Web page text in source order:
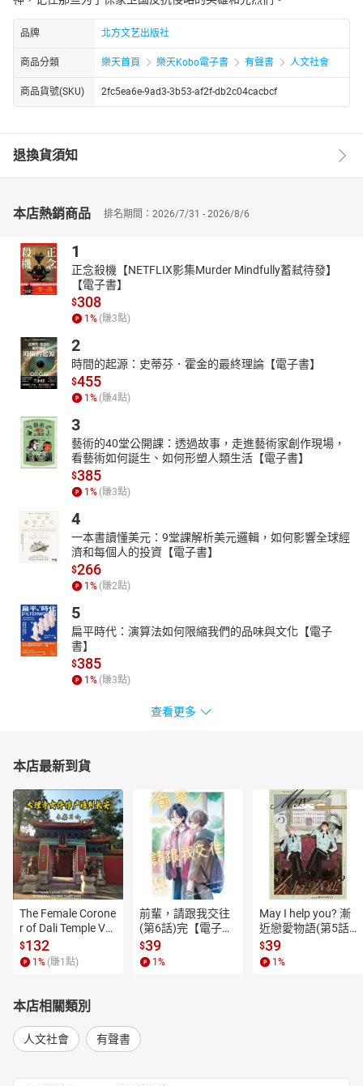
品牌 北方文艺出版社
商品分類 樂天首頁 樂天Kobo電子書 有聲書 人文社會
商品貨號(SKU) 2fc5ea6e-9ad3-3b53-af2f-db2c04cacbcf
退換貨須知
本店熱銷商品 排名期間：2026/7/31 - 2026/8/6
1
正念殺機【NETFLIX影集Murder Mindfully蓄弒待發】
【電子書】
$308
1% (賺3點)
2
時間的起源：史蒂芬．霍金的最終理論【電子書】
$455
1% (賺4點)
3
藝術的40堂公開課：透過故事，走進藝術家創作現場，
看藝術如何誕生、如何形塑人類生活【電子書】
$385
1% (賺3點)
4
一本書讀懂美元：9堂課解析美元邏輯，如何影響全球經
濟和每個人的投資【電子書】
$266
1% (賺2點)
5
扁平時代：演算法如何限縮我們的品味與文化【電子
書】
$385
1% (賺3點)
查看更多
本店最新到貨
The Female Corone
r of Dali Temple Vo
l.6【有聲書】
$132
1 % (賺1 點)
前輩，請跟我交往
(第6話)完【電子
書】
$39
1 %
May I help you? 漸
近戀愛物語(第5話)
【電子書】
$39
1 %
本店相關類別
人文社會 有聲書